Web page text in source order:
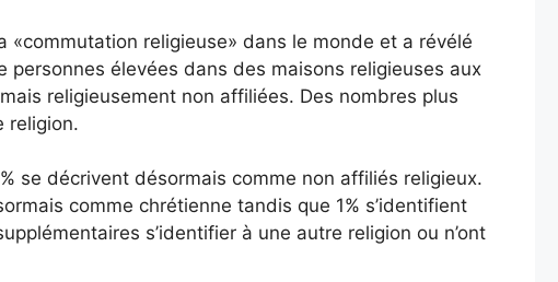
«commutation religieuse» dans le monde et a révélé
élevées dans des maisons religieuses aux
religieusement non affiliées. Des nombres plus
religion.
se décrivent désormais comme non affiliés religieux.
comme chrétienne tandis que 1% s’identifient
s’identifier à une autre religion ou n’ont